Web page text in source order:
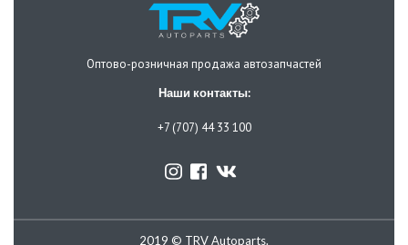
Оптово-розничная продажа автозапчастей
Наши контакты:
+7 (707) 44 33 100
2019 © TRV Autoparts.